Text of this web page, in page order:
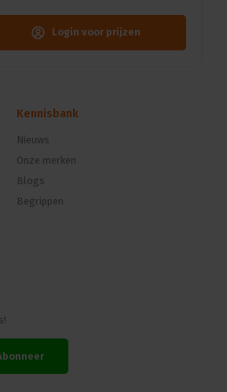
Login voor prijzen
Kennisbank
Nieuws
Onze merken
Blogs
Begrippen